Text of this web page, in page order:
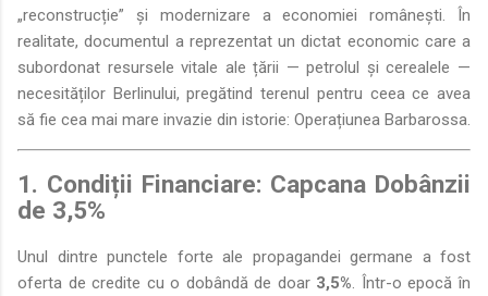
„reconstrucție” și modernizare a economiei românești. În
realitate, documentul a reprezentat un dictat economic care a
subordonat resursele vitale ale țării — petrolul și cerealele —
necesităților Berlinului, pregătind terenul pentru ceea ce avea
să fie cea mai mare invazie din istorie: Operațiunea Barbarossa.
1. Condiții Financiare: Capcana Dobânzii
de 3,5%
Unul dintre punctele forte ale propagandei germane a fost
oferta de credite cu o dobândă de doar 3,5%. Într-o epocă în